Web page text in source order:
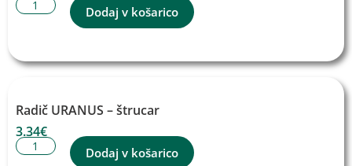
Dodaj v košarico
Radič URANUS – štrucar
3.34€
Dodaj v košarico